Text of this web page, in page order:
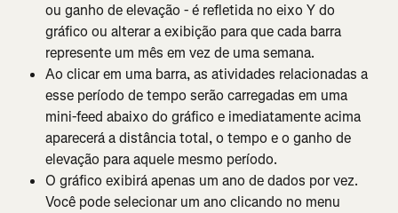
ou ganho de elevação - é refletida no eixo Y do
gráfico ou alterar a exibição para que cada barra
represente um mês em vez de uma semana.
Ao clicar em uma barra, as atividades relacionadas a
esse período de tempo serão carregadas em uma
mini-feed abaixo do gráfico e imediatamente acima
aparecerá a distância total, o tempo e o ganho de
elevação para aquele mesmo período.
O gráfico exibirá apenas um ano de dados por vez.
Você pode selecionar um ano clicando no menu